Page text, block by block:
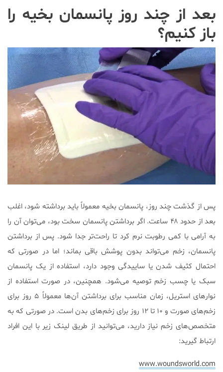
بعد از چند روز پانسمان بخیه را
باز کنیم؟
پس از گذشت چند روز، پانسمان بخیه معمولاً باید برداشته شود، اغلب
بعد از حدود ۴۸ ساعت. اگر برداشتن پانسمان سخت بود، می‌توان آن را
به آرامی با کمی رطوبت نرم کرد تا راحت‌تر جدا شود. پس از برداشتن
پانسمان، زخم می‌تواند بدون پوشش باقی بماند؛ اما در صورتی که
احتمال کثیف شدن یا ساییدگی وجود دارد، استفاده از یک پانسمان
سبک یا چسب زخم توصیه می‌شود. همچنین، در صورت استفاده از
نوارهای استریل، زمان مناسب برای برداشتن آن‌ها معمولاً ۵ روز برای
زخم‌های صورت و ۱۰ تا ۱۲ روز برای زخم‌های بدن است. در صورتی که به
متخصص‌های زخم نیاز دارید، می‌توانید از طریق لینک زیر با این افراد
ارتباط گیرید:
www.woundsworld.com